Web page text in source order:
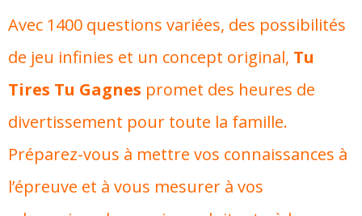
Avec 1400 questions variées, des possibilités
de jeu infinies et un concept original, Tu
Tires Tu Gagnes promet des heures de
divertissement pour toute la famille.
Préparez-vous à mettre vos connaissances à
l’épreuve et à vous mesurer à vos